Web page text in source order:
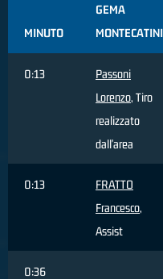
MINUTO
GEMA
MONTECATINI
0:13
Passoni
Lorenzo, Tiro
realizzato
dall'area
0:13
FRATTO
Francesco,
Assist
0:36